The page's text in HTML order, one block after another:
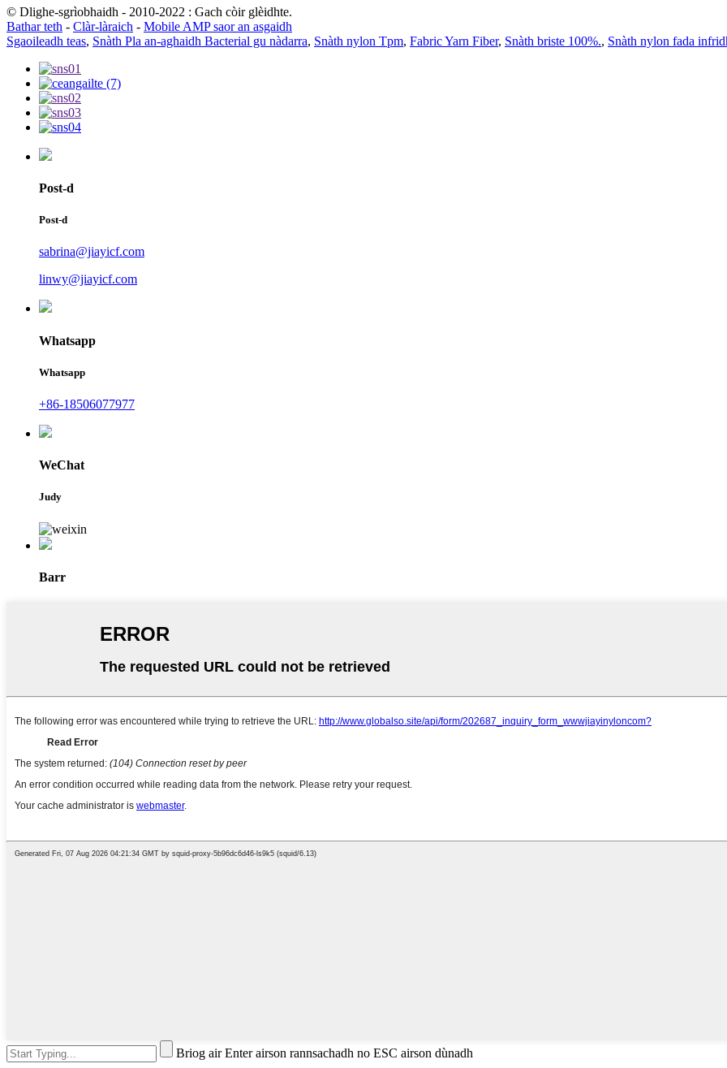
© Dlighe-sgrìobhaidh - 2010-2022 : Gach còir glèidhte.
Bathar teth - Clàr-làraich - Mobile AMP saor an asgaidh
Sgaoileadh teas, Snàth Pla an-aghaidh Bacterial gu nàdarra, Snàth nylon Tpm, Fabric Yarn Fiber, Snàth briste 100%., Snàth nylon fada
Post-d
Post-d
sabrina@jiayicf.com
linwy@jiayicf.com
Whatsapp
Whatsapp
+86-18506077977
WeChat
Judy
Barr
Briog air Enter airson rannsachadh no ESC airson dùnadh